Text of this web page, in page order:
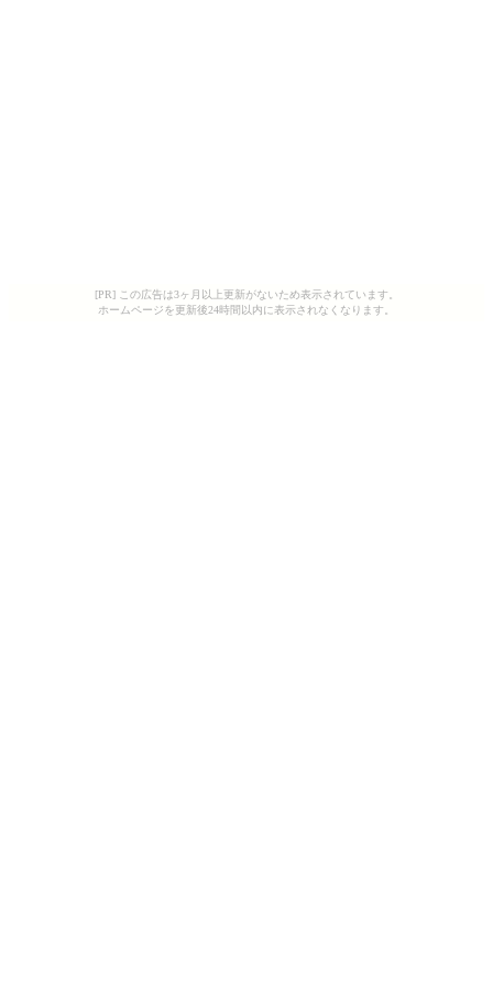
[PR] この広告は3ヶ月以上更新がないため表示されています。
ホームページを更新後24時間以内に表示されなくなります。